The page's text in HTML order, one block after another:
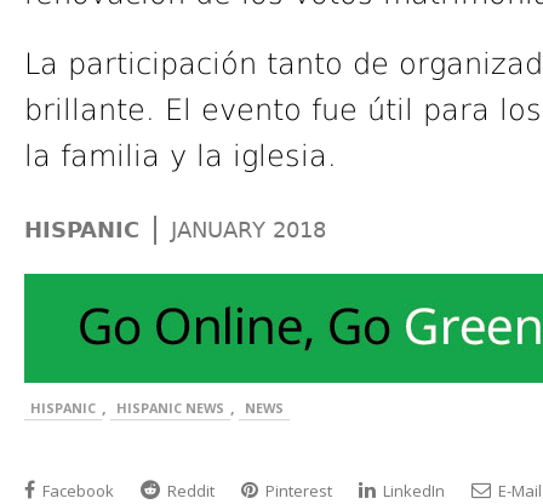
La participación tanto de
brillante. El evento fue útil para
la familia y la iglesia.
HISPANIC | JANUARY 2018
HISPANIC , HISPANIC NEWS , NEWS
Facebook Reddit Pinterest LinkedIn E-Mail